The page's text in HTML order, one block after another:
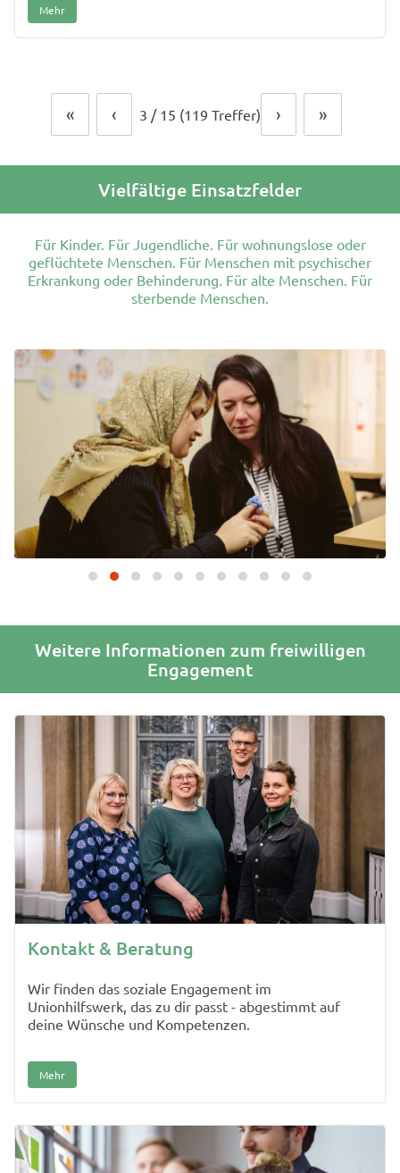
Mehr
« ‹ 3 / 15 (119 Treffer) › »
Vielfältige Einsatzfelder
Für Kinder. Für Jugendliche. Für wohnungslose oder
geflüchtete Menschen. Für Menschen mit psychischer
Erkrankung oder Behinderung. Für alte Menschen. Für
sterbende Menschen.
Weitere Informationen zum freiwilligen
Engagement
Kontakt & Beratung
Wir finden das soziale Engagement im
Unionhilfswerk, das zu dir passt - abgestimmt auf
deine Wünsche und Kompetenzen.
Mehr